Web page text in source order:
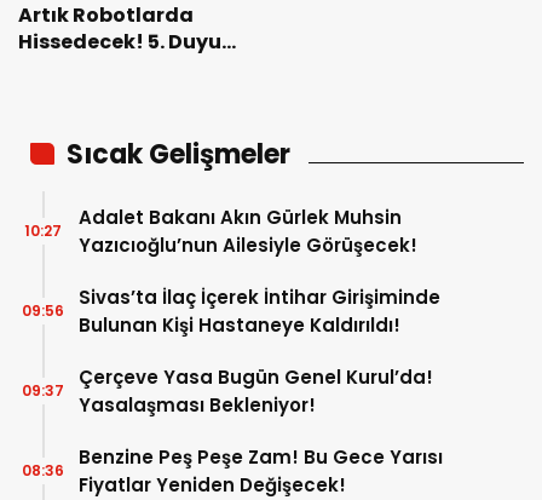
Artık Robotlarda
Hissedecek! 5. Duyu
Sıcak Gelişmeler
Adalet Bakanı Akın Gürlek Muhsin
Yazıcıoğlu’nun Ailesiyle Görüşecek!
10:27
Sivas’ta İlaç İçerek İntihar Girişiminde
Bulunan Kişi Hastaneye Kaldırıldı!
09:56
Çerçeve Yasa Bugün Genel Kurul’da!
Yasalaşması Bekleniyor!
09:37
Benzine Peş Peşe Zam! Bu Gece Yarısı
Fiyatlar Yeniden Değişecek!
08:36